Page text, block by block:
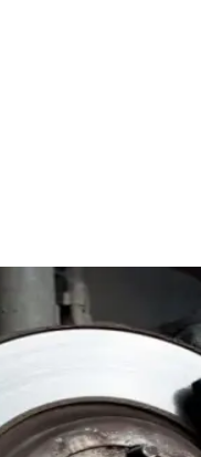
vintern.